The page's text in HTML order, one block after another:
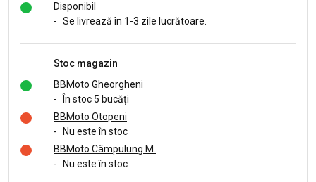
Disponibil
- Se livrează în 1-3 zile lucrătoare.
Stoc magazin
BBMoto Gheorgheni
-
În stoc 5 bucăți
BBMoto Otopeni
-
Nu este în stoc
BBMoto Câmpulung M.
-
Nu este în stoc